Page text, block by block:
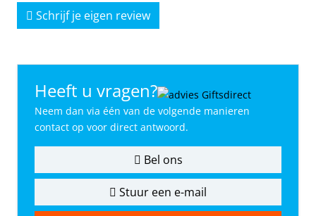
Schrijf je eigen review
Heeft u vragen?
Neem dan via één van de volgende manieren
contact op voor direct antwoord.
Bel ons
Stuur een e-mail